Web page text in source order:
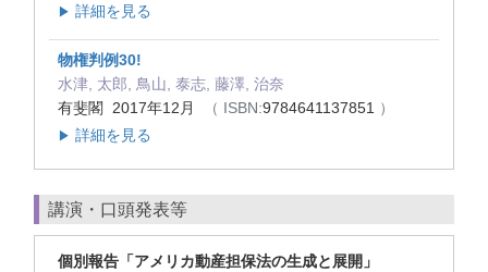
▶ 詳細を見る
物権判例30!
水津, 太郎, 鳥山, 泰志, 藤澤, 治奈
有斐閣 2017年12月
（ ISBN:9784641137851 ）
▶ 詳細を見る
講演・口頭発表等
個別報告「アメリカ動産担保法の生成と展開」